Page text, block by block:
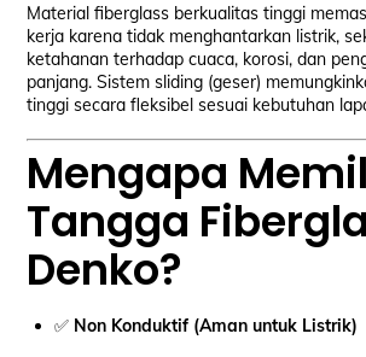
Material fiberglass berkualitas tinggi
kerja karena tidak menghantarkan listrik,
ketahanan terhadap cuaca, korosi, dan
panjang. Sistem sliding (geser)
tinggi secara fleksibel sesuai kebutuhan
Mengapa
Tangga
Denko?
✅ Non Konduktif (Aman untuk Listrik)